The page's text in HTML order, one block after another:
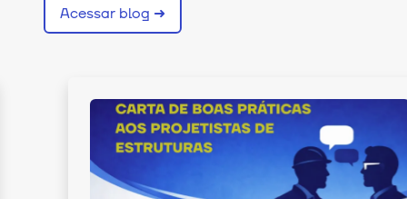
Acessar blog ➜